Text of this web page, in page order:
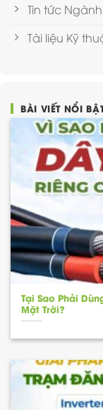
Tin tức
Tài liệu Kỹ
BÀI VIẾT NỔI
Tại Sao Phải
Mặt Trời?